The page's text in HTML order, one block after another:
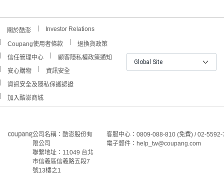
關於酷澎 Investor Relations
Coupang使用者條款
退換貨政策
信任管理中心
顧客隱私權政策通知
安心購物
資訊安全
資訊安全及隱私保護認證
加入酷澎商城
Global Site
公司名稱：酷澎股份有
限公司
聯繫地址：11049 台北
市信義區信義路五段7
號13樓之1
客服中心：0809-088-810 (免費) / 02-
電子郵件：help_tw@coupang.com